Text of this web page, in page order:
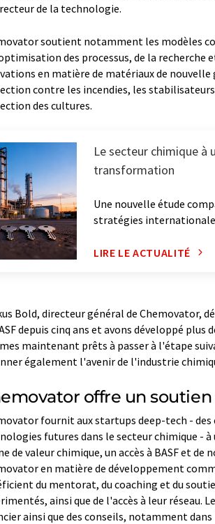
de la technologie.
soutient notamment les modèles
des processus, de la recherche
en matière de matériaux de
contre les incendies, les
des cultures.
Le secteur chimique à
transformation
Une nouvelle étude
stratégies
LIRE LE ACTUALITÉ
Bold, directeur général de Chemovator,
depuis cinq ans et avons développé plus
maintenant prêts à passer à l'étape
également l'avenir de l'industrie
offre un
fournit aux startups deep-tech -
futures dans le secteur chimique -
de valeur chimique, un accès à BASF et
en matière de développement
du mentorat, du coaching et du
ainsi que de l'accès à leur réseau.
ainsi que des conseils, notamment